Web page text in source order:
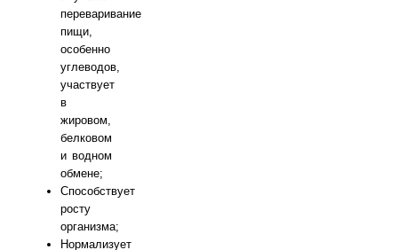
переваривание
пищи,
особенно
углеводов,
участвует
в
жировом,
белковом
и водном
обмене;
Способствует
росту
организма;
Нормализует